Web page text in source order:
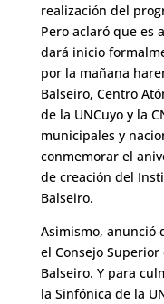
realización del
Pero aclaró que es
dará inicio
por la mañana
Balseiro, Centro
de la UNCuyo y la
municipales y
conmemorar el
de creación del
Balseiro.
Asimismo, anunció
el Consejo
Balseiro. Y para
la Sinfónica de la